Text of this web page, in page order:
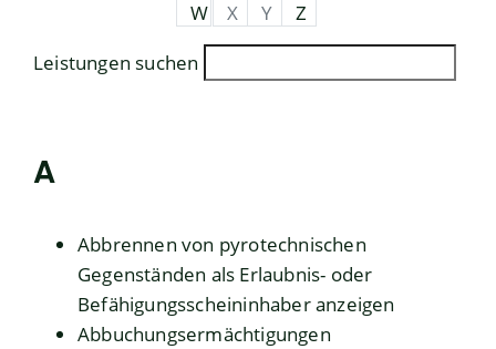
W
X Y
Z
Leistungen suchen
A
Abbrennen von pyrotechnischen
Gegenständen als Erlaubnis- oder
Befähigungsscheininhaber anzeigen
Abbuchungsermächtigungen